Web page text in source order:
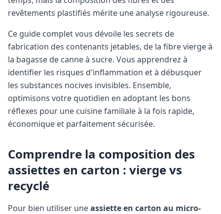
revêtements plastifiés mérite une analyse rigoureuse.
Ce guide complet vous dévoile les secrets de
fabrication des contenants jetables, de la fibre vierge à
la bagasse de canne à sucre. Vous apprendrez à
identifier les risques d'inflammation et à débusquer
les substances nocives invisibles. Ensemble,
optimisons votre quotidien en adoptant les bons
réflexes pour une cuisine familiale à la fois rapide,
économique et parfaitement sécurisée.
Comprendre la composition des
assiettes en carton : vierge vs
recyclé
Pour bien utiliser uneassiette en carton au micro-